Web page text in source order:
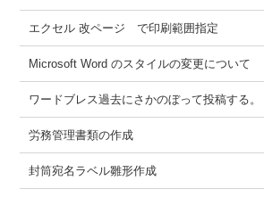
エクセル 改ページ で印刷範囲指定
Microsoft Word のスタイルの変更について
ワードブレス過去にさかのぼって投稿する。
労務管理書類の作成
封筒宛名ラベル雛形作成